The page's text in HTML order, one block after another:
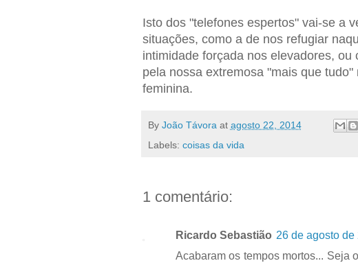
Isto dos "telefones espertos" vai-se a
situações, como a de nos refugiar
intimidade forçada nos elevadores,
pela nossa extremosa "mais que
feminina.
By João Távora at agosto 22, 2014
Labels: coisas da vida
1 comentário:
Ricardo Sebastião 26 de agosto
Acabaram os tempos mortos... Seja